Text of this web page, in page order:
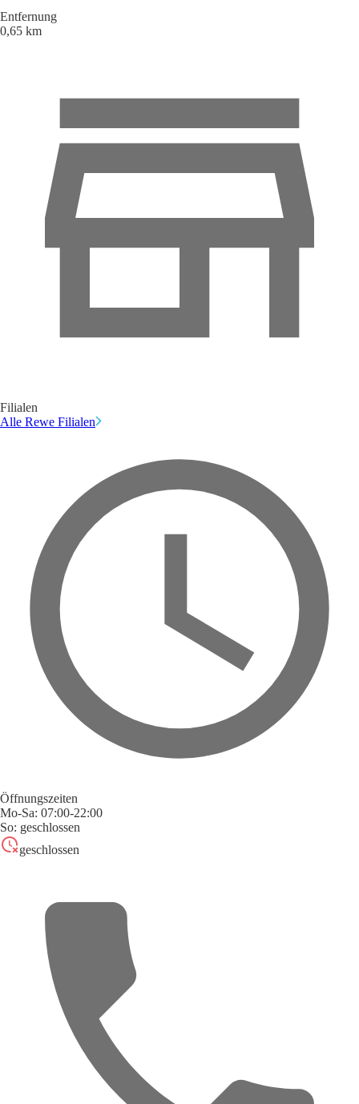
Entfernung
0,65 km
Filialen
Alle Rewe Filialen
Öffnungszeiten
Mo-Sa: 07:00-22:00
So: geschlossen
geschlossen